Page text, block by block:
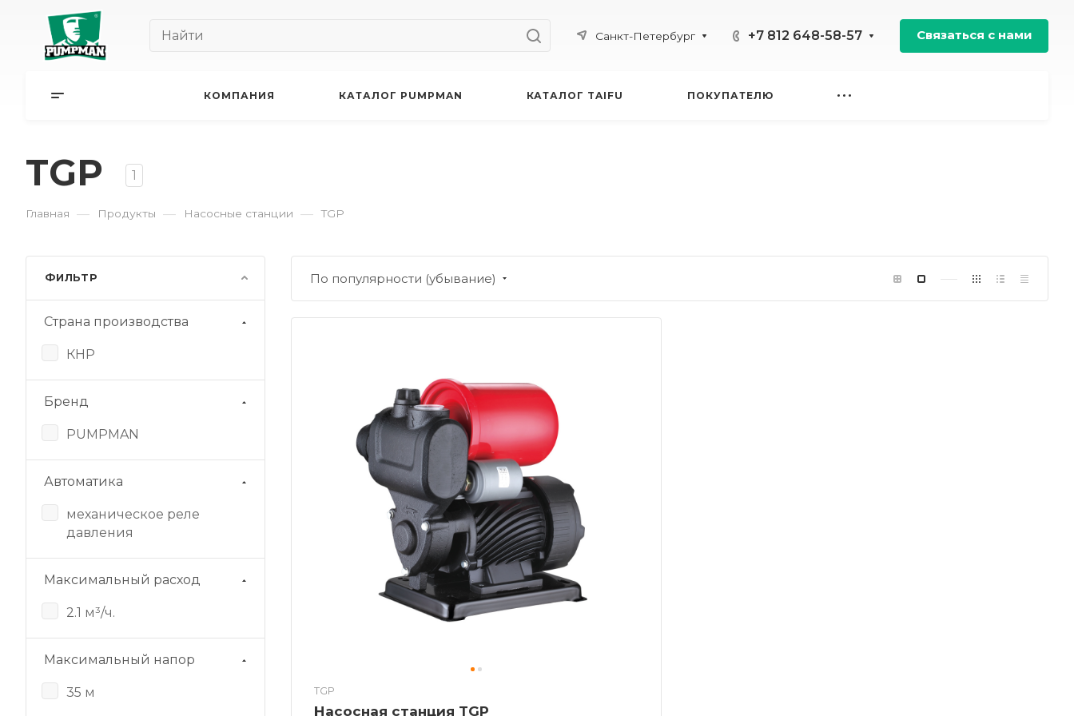
Санкт-Петербург +7 812 648-58-57 Связаться с нами
КОМПАНИЯ КАТАЛОГ PUMPMAN КАТАЛОГ TAIFU ПОКУПАТЕЛЮ
TGP 1
Главная — Продукты — Насосные станции — TGP
По популярности (убывание)
TGP
Насосная станция TGP
ФИЛЬТР
Страна производства
КНР
Бренд
PUMPMAN
Автоматика
механическое реле
давления
Максимальный расход
2.1 м³/ч.
Максимальный напор
35 м